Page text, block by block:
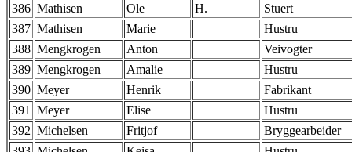
386 Mathisen Ole H.
Stuert
387 Mathisen Marie
Hustru
388 Mengkrogen Anton
Veivogter
389 Mengkrogen Amalie
Hustru
390 Meyer Henrik
Fabrikant
391 Meyer Elise
Hustru
392 Michelsen Fritjof
Bryggearbeider